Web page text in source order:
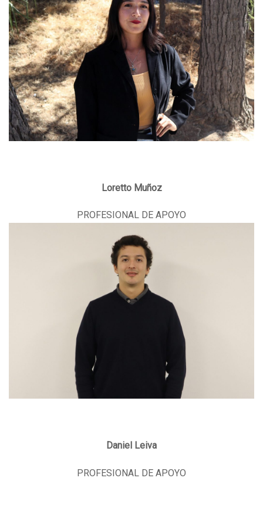
Loretto Muñoz
PROFESIONAL DE APOYO
Daniel Leiva
PROFESIONAL DE APOYO